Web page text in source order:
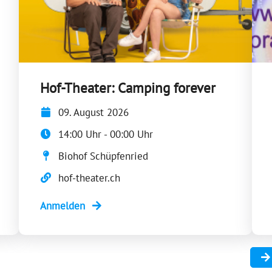
Hof-Theater: Camping forever
09. August 2026
14:00 Uhr - 00:00 Uhr
Biohof Schüpfenried
hof-theater.ch
Anmelden